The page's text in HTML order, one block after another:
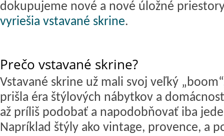
dokupujeme nové a nové úložné
vyriešia vstavané skrine.
Prečo vstavané skrine?
Vstavané skrine už mali svoj veľký
prišla éra štýlových nábytkov a
až príliš podobať a napodobňovať iba
Napríklad štýly ako vintage, provence, a